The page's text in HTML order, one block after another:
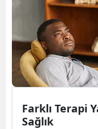
Farklı Terapi
Sağlık